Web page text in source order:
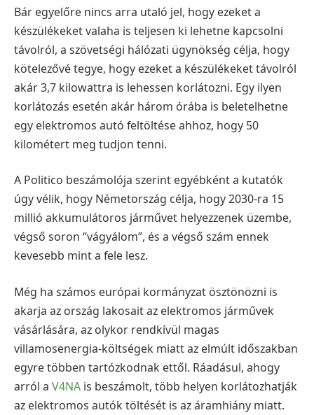
Bár egyelőre nincs arra utaló jel, hogy ezeket a
készülékeket valaha is teljesen ki lehetne kapcsolni
távolról, a szövetségi hálózati ügynökség célja, hogy
kötelezővé tegye, hogy ezeket a készülékeket távolról
akár 3,7 kilowattra is lehessen korlátozni. Egy ilyen
korlátozás esetén akár három órába is beletelhetne
egy elektromos autó feltöltése ahhoz, hogy 50
kilométert meg tudjon tenni.
A Politico beszámolója szerint egyébként a kutatók
úgy vélik, hogy Németország célja, hogy 2030-ra 15
millió akkumulátoros járművet helyezzenek üzembe,
végső soron “vágyálom”, és a végső szám ennek
kevesebb mint a fele lesz.
Még ha számos európai kormányzat ösztönözni is
akarja az ország lakosait az elektromos járművek
vásárlására, az olykor rendkívül magas
villamosenergia-költségek miatt az elmúlt időszakban
egyre többen tartózkodnak ettől. Ráadásul, ahogy
arról a V4NA is beszámolt, több helyen korlátozhatják
az elektromos autók töltését is az áramhiány miatt.